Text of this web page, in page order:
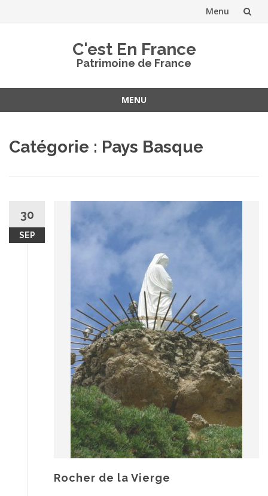
Menu
C'est En France
Patrimoine de France
MENU
contenu
Catégorie : Pays Basque
30
SEP
Rocher de la Vierge